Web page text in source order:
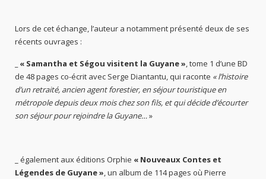
Lors de cet échange, l’auteur a notamment présenté deux de ses
récents ouvrages :
_ « Samantha et Ségou visitent la Guyane », tome 1 d’une BD
de 48 pages co-écrit avec Serge Diantantu, qui raconte « l’histoire
d’un retraité, ancien agent forestier, en séjour touristique en
métropole depuis deux mois chez son fils, et qui décide d’écourter
son séjour pour rejoindre la Guyane…»
_ également aux éditions Orphie « Nouveaux Contes et
Légendes de Guyane », un album de 114 pages où Pierre